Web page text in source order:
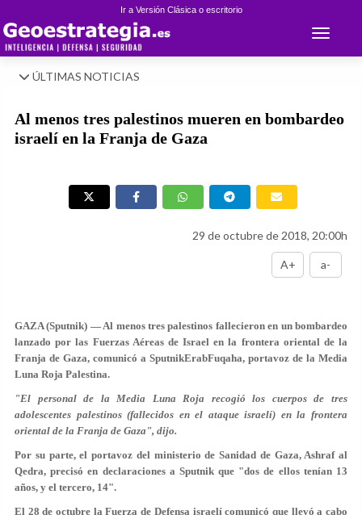
Ir a Versión Clásica o escritorio
Toggle
ÚLTIMAS NOTICIAS
Al menos tres palestinos mueren en bombardeo
israelí en la Franja de Gaza
29 de octubre de 2018, 20:00h
A+ a-
GAZA (Sputnik) — Al menos tres palestinos fallecieron en un bombardeo
lanzado por las Fuerzas Aéreas de Israel en la frontera oriental de la
Franja de Gaza, comunicó a SputnikErabFuqaha, portavoz de la Media
Luna Roja Palestina.
"El personal de la Media Luna Roja recogió los cuerpos de tres
adolescentes palestinos (fallecidos en el ataque israelí) en la frontera
oriental de la Franja de Gaza", dijo.
Por su parte, el portavoz del ministerio de Sanidad de Gaza, Ashraf al
Qedra, precisó en declaraciones a Sputnik que "dos de ellos tenían 13
años, y el tercero, 14".
El 28 de octubre la Fuerza de Defensa israelí comunicó que llevó a cabo